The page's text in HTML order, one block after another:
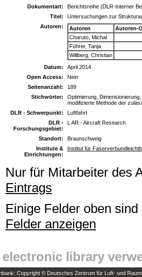
Dokumentart:
Berichtsreihe (DLR-Interner
Titel:
Untersuchungen zur
Autoren:
Autoren
Autoren-
Charuto, Michal
Führer, Tanja
Willberg, Christian
Datum:
April 2014
Open Access:
Nein
Seitenanzahl:
189
Stichwörter:
Optimierung,
modifizierte Methode der
DLR - Schwerpunkt:
Luftfahrt
DLR -
Forschungsgebiet:
L AR - Aircraft Research
Standort:
Braunschweig
Institute &
Einrichtungen:
Institut für
Nur für Mitarbeiter des
Eintrags
Einige Felder oben
Felder anzeigen
electronic library
Copyright © Deutsches Zentrum für Luft- und